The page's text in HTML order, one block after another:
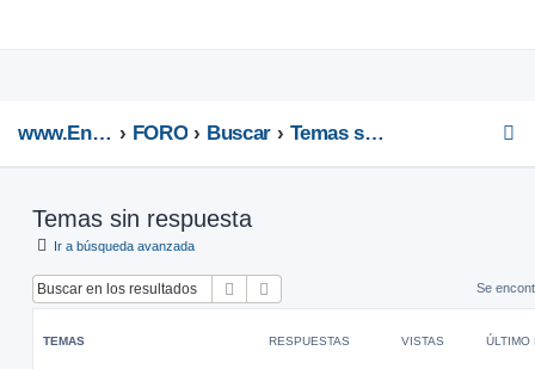
www.EnBici.eu FORO Buscar Temas sin respuesta
Temas sin respuesta
Ir a búsqueda avanzada
Buscar Se
TEMAS RESPUESTAS VISTAS ÚLTIMO